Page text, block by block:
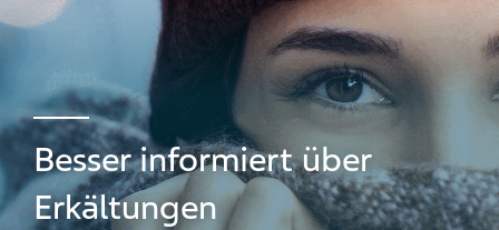
Besser informiert über
Erkältungen